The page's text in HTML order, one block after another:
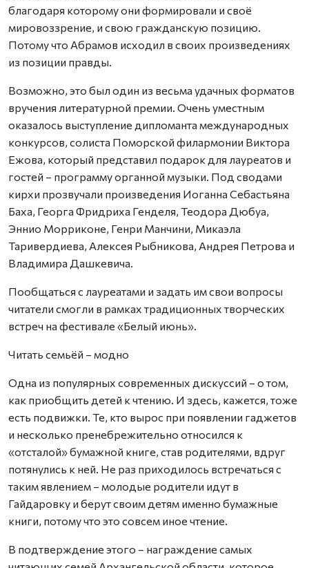
благодаря которому они формировали и своё
мировоззрение, и свою гражданскую позицию.
Потому что Абрамов исходил в своих произведениях
из позиции правды.
Возможно, это был один из весьма удачных форматов
вручения литературной премии. Очень уместным
оказалось выступление дипломанта международных
конкурсов, солиста Поморской филармонии Виктора
Ежова, который представил подарок для лауреатов и
гостей – программу органной музыки. Под сводами
кирхи прозвучали произведения Иоганна Себастьяна
Баха, Георга Фридриха Генделя, Теодора Дюбуа,
Эннио Морриконе, Генри Манчини, Микаэла
Таривердиева, Алексея Рыбникова, Андрея Петрова и
Владимира Дашкевича.
Пообщаться с лауреатами и задать им свои вопросы
читатели смогли в рамках традиционных творческих
встреч на фестивале «Белый июнь».
Читать семьёй – модно
Одна из популярных современных дискуссий – о том,
как приобщить детей к чтению. И здесь, кажется, тоже
есть подвижки. Те, кто вырос при появлении гаджетов
и несколько пренебрежительно относился к
«отсталой» бумажной книге, став родителями, вдруг
потянулись к ней. Не раз приходилось встречаться с
таким явлением – молодые родители идут в
Гайдаровку и берут своим детям именно бумажные
книги, потому что это совсем иное чтение.
В подтверждение этого – награждение самых